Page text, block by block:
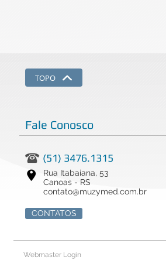
Fale Conosco
Rua Itabaiana, 53
Canoas - RS
contato@muzymed.com.br
Webmaster Login
(51) 3476.1315
CONTATOS
TOPO